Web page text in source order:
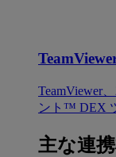
TeamViewer
ント™ DEX
主な連